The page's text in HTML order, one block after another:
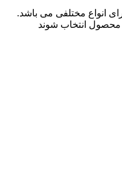
می باشد.
شوند